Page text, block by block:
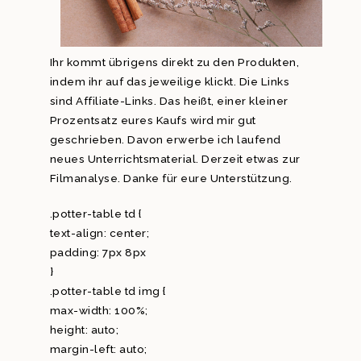
Ihr kommt übrigens direkt zu den Produkten,
indem ihr auf das jeweilige klickt. Die Links
sind Affiliate-Links. Das heißt, einer kleiner
Prozentsatz eures Kaufs wird mir gut
geschrieben. Davon erwerbe ich laufend
neues Unterrichtsmaterial. Derzeit etwas zur
Filmanalyse. Danke für eure Unterstützung.
.potter-table td {
text-align: center;
padding: 7px 8px
}
.potter-table td img {
max-width: 100%;
height: auto;
margin-left: auto;